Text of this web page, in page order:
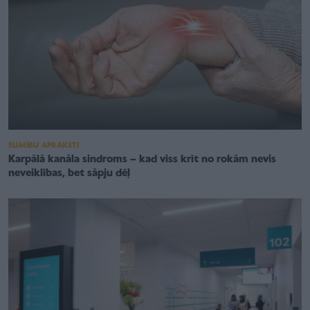
SLIMĪBU APRAKSTI
Karpālā kanāla sindroms – kad viss krīt no rokām nevis
neveiklības, bet sāpju dēļ